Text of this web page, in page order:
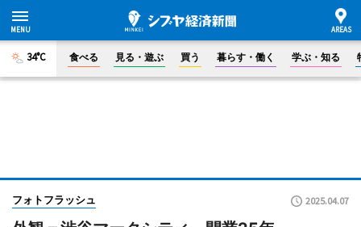
34°C 食べる 見る・遊ぶ 買う 暮らす・働く 学ぶ・知る
フォトフラッシュ 2025.04.07